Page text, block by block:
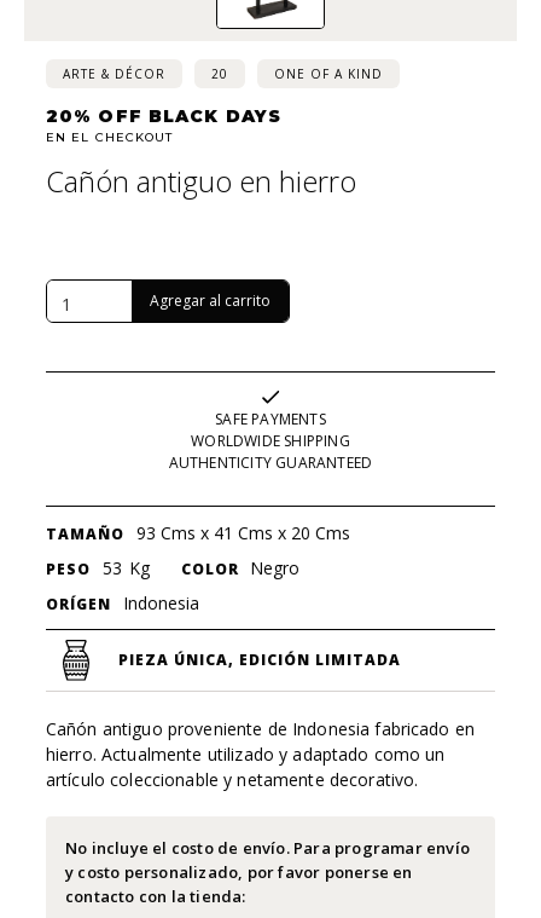
ARTE & DÉCOR 20 ONE OF A KIND
20% OFF BLACK DAYS
EN EL CHECKOUT
Cañón antiguo en hierro
SAFE PAYMENTS
WORLDWIDE SHIPPING
AUTHENTICITY GUARANTEED
TAMAÑO 93 Cms x 41 Cms x 20 Cms
PESO 53 Kg COLOR Negro
ORÍGEN Indonesia
PIEZA ÚNICA, EDICIÓN LIMITADA
Cañón antiguo proveniente de Indonesia fabricado en
hierro. Actualmente utilizado y adaptado como un
artículo coleccionable y netamente decorativo.
No incluye el costo de envío. Para programar envío
y costo personalizado, por favor ponerse en
contacto con la tienda: